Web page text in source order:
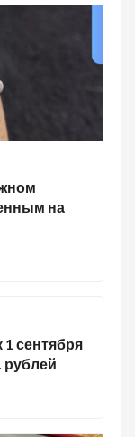
на
сентября
рублей